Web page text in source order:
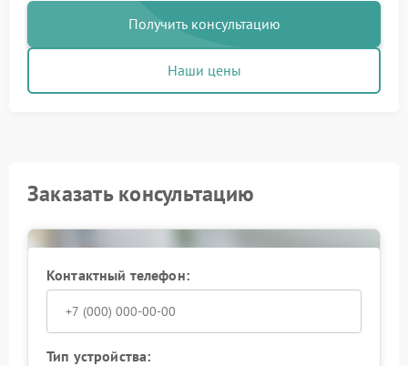
Получить консультацию
Наши цены
Заказать консультацию
Контактный телефон:
Тип устройства: